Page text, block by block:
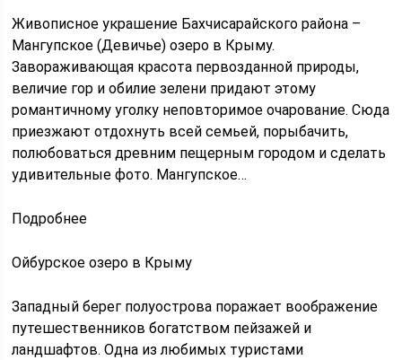
Живописное украшение Бахчисарайского района –
Мангупское (Девичье) озеро в Крыму.
Завораживающая красота первозданной природы,
величие гор и обилие зелени придают этому
романтичному уголку неповторимое очарование. Сюда
приезжают отдохнуть всей семьей, порыбачить,
полюбоваться древним пещерным городом и сделать
удивительные фото. Мангупское…
Подробнее
Ойбурское озеро в Крыму
Западный берег полуострова поражает воображение
путешественников богатством пейзажей и
ландшафтов. Одна из любимых туристами